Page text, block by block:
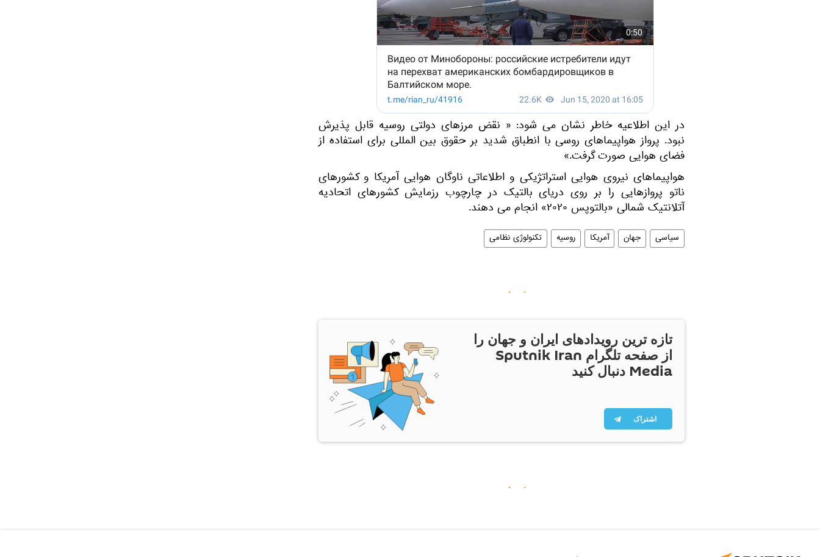
در این اطلاعیه خاطر نشان می شود: « نقض مرزهای دولتی روسیه قابل پذیرش
نبود. پرواز هواپیماهای روسی با انطباق شدید بر حقوق بین المللی برای استفاده از
فضای هوایی صورت گرفت.»
هواپیماهای نیروی هوایی استراتژیکی و اطلاعاتی ناوگان هوایی آمریکا و کشورهای
ناتو پروازهایی را بر روی دریای بالتیک در چارچوب رزمایش کشورهای اتحادیه
آتلانتیک شمالی «بالتوپس ۲۰۲۰» انجام می دهند.
سیاسی جهان آمریکا روسیه تکنولوژی نظامی
تازه ترین رویدادهای ایران و جهان را
از صفحه تلگرام Sputnik Iran
Media دنبال کنید
اشتراک